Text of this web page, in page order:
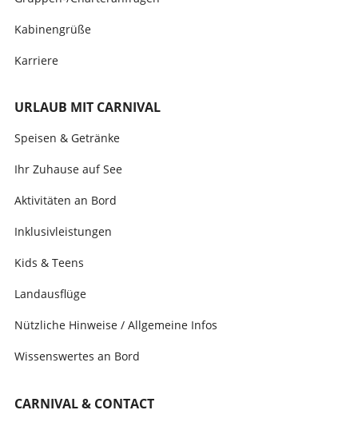
Kabinengrüße
Karriere
URLAUB MIT CARNIVAL
Speisen & Getränke
Ihr Zuhause auf See
Aktivitäten an Bord
Inklusivleistungen
Kids & Teens
Landausflüge
Nützliche Hinweise / Allgemeine Infos
Wissenswertes an Bord
CARNIVAL & CONTACT